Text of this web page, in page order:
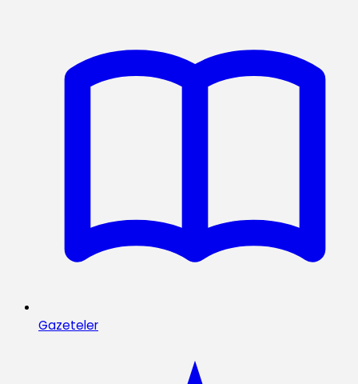
Gazeteler